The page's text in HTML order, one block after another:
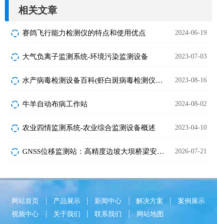
相关文章
赛鸽飞行能力检测仪的特点和使用优点 2024-06-19
大气负离子监测系统-环境污染监测设备 2023-07-03
水产病毒检测设备百科(虾白斑病毒检测仪知识点) 2023-08-16
牛羊自动布病工作站 2024-08-02
农业四情监测系统-农业综合监测设备概述 2023-04-10
GNSS位移监测站：高精度边坡大坝桥梁安全监测设备介绍 2026-07-21
网站首页 产品展示 新闻中心 解决方案
案例展示
视频中心
关于我们 联系我们 网站地图